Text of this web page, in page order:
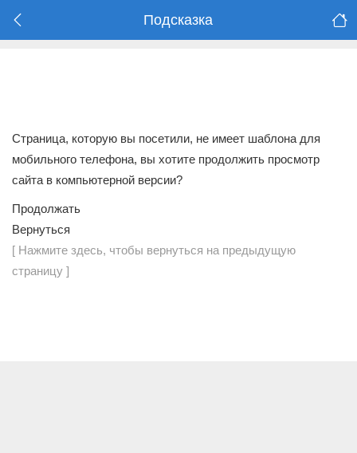
Подсказка
Страница, которую вы посетили, не имеет шаблона для
мобильного телефона, вы хотите продолжить просмотр
сайта в компьютерной версии?
Продолжать
Вернуться
[ Нажмите здесь, чтобы вернуться на предыдущую
страницу ]